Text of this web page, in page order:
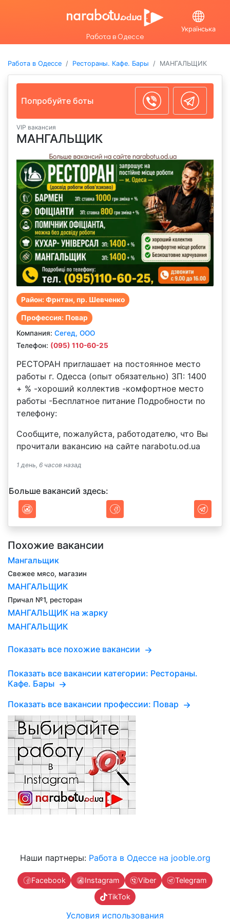
Работа в Одессе
Українська
Работа в Одессе Рестораны. Кафе. Бары МАНГАЛЬЩИК
Попробуйте боты
VIP вакансия
МАНГАЛЬЩИК
Район: Фрнтан, пр. Шевченко
Профессия: Повар
Компания: Сегед, ООО
Телефон: (095) 110-60-25
РЕСТОРАН приглашает на постоянное место
работы г. Одесса (опыт обязательно) ЗП: 1400
+ % -хороший коллектив -комфортное место
работы -Бесплатное питание Подробности по
телефону:
Сообщите, пожалуйста, работодателю, что Вы
прочитали вакансию на сайте narabotu.od.ua
1 день, 6 часов назад
Больше вакансий здесь:
Похожие вакансии
Мангальщик
Свежее мясо, магазин
МАНГАЛЬЩИК
Причал №1, ресторан
МАНГАЛЬЩИК на жарку
МАНГАЛЬЩИК
Показать все похожие вакансии
Показать все вакансии категории: Рестораны.
Кафе. Бары
Показать все вакансии профессии: Повар
Наши партнеры: Работа в Одессе на jooble.org
Facebook Instagram Viber
Telegram
TikTok
Условия использования